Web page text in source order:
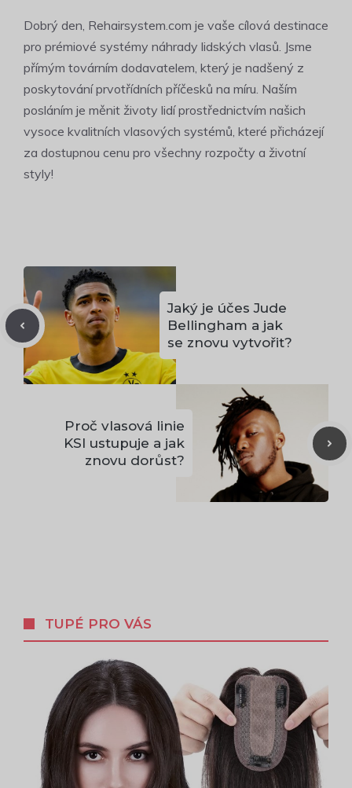
Dobrý den, Rehairsystem.com je vaše cílová destinace
pro prémiové systémy náhrady lidských vlasů. Jsme
přímým továrním dodavatelem, který je nadšený z
poskytování prvotřídních příčesků na míru. Naším
posláním je měnit životy lidí prostřednictvím našich
vysoce kvalitních vlasových systémů, které přicházejí
za dostupnou cenu pro všechny rozpočty a životní
styly!
Jaký je účes Jude
Bellingham a jak
se znovu vytvořit?
Proč vlasová linie
KSI ustupuje a jak
znovu dorůst?
TUPÉ PRO VÁS